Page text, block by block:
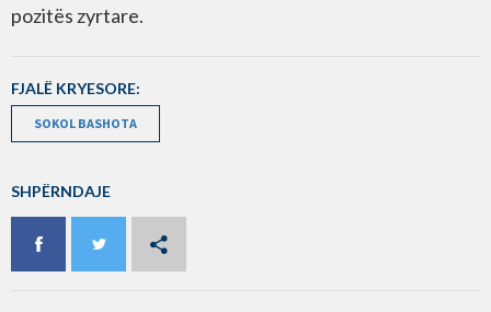
pozitës zyrtare.
FJALË KRYESORE:
SOKOL BASHOTA
SHPËRNDAJE